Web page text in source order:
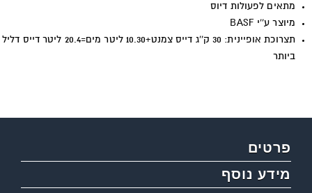
מתאים לפעולות דיוס
מיוצר ע''י BASF
תצרוכת אופיינית: 30 ק''ג דייס צמנט+10.30 ליטר מים=20.4 ליטר דייס דליל
ביותר
פרטים
מידע נוסף